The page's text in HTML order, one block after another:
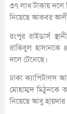
৩৭ লাখ টাকায় দলে
নিয়েছে আকবর
রংপুর রাইডার্স
রাকিবুল হাসানকে
দলে টেনেছে।
ঢাকা ক্যাপিটালস
মোহাম্মদ মিঠুনকে
নিয়েছে আবু